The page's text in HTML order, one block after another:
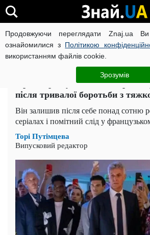
Продовжуючи переглядати Znaj.ua
ознайомилися з Політикою
використанням файлів cookie.
Зрозумів
ВІЙНА РОСІЇ ПРОТИ УКРАЇНИ
Шоу-бізнес
Зірка серіалу "Емілі в Парижі"
після тривалої боротьби з
Він залишив після себе понад сотню
серіалах і помітний слід у
Торі Путімцева
Випусковий редактор